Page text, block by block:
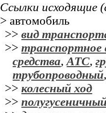
Ссылки исходящие
> автомобиль
>>вид
>>транспортное
средства,АТС,
трубопроводный
>>колесный ход
>>